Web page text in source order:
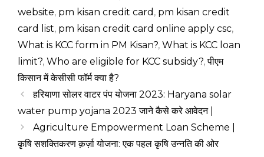
website, pm kisan credit card , pm kisan credit
card list, pm kisan credit card online apply csc,
What is KCC form in PM Kisan?, What is KCC loan
limit?, Who are eligible for KCC subsidy?,पीएम
किसान में केसीसी फॉर्म क्या है?
हरियाणा सोलर वाटर पंप योजना 2023: Haryana solar
water pump yojana 2023 जाने कैसे करे आवेदन |
Agriculture Empowerment Loan Scheme |
कृषि सशक्तिकरण क़र्ज़ा योजना: एक पहल कृषि उन्नति की ओर